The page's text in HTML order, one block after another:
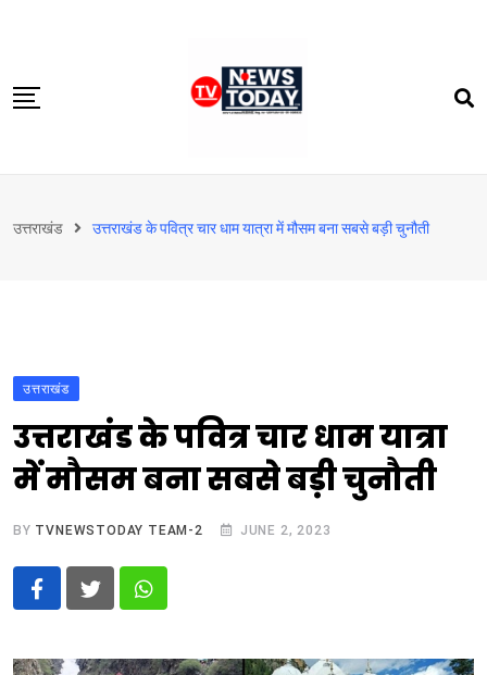
content
दिल्‍ली-एनसीआर
टेक्नोलॉजी
बिजनेस
विदेश
उत्तराखंड उत्तराखंड के पवित्र चार धाम यात्रा में मौसम बना सबसे बड़ी चुनौती
उत्तराखंड
उत्तराखंड के पवित्र चार धाम यात्रा
में मौसम बना सबसे बड़ी चुनौती
BY TVNEWSTODAY TEAM-2 JUNE 2, 2023
Whatsapp